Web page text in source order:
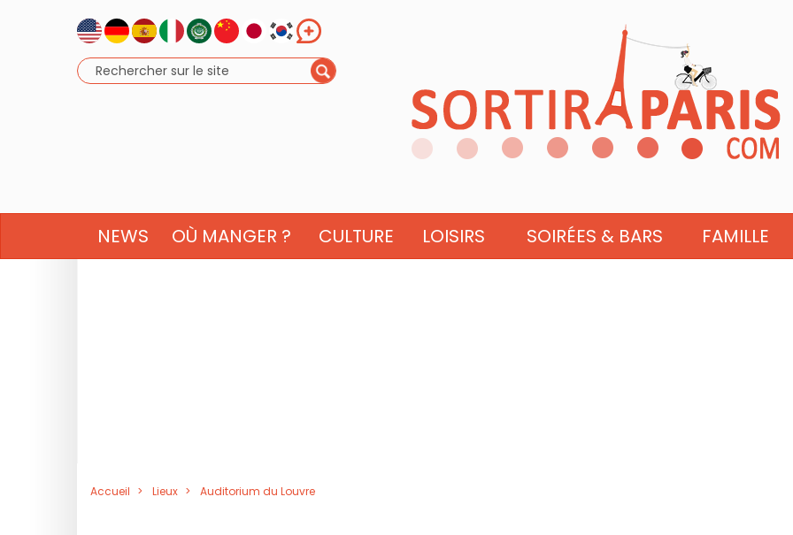
NEWS OÙ MANGER ? CULTURE LOISIRS SOIRÉES & BARS FAMILLE
Accueil Lieux Auditorium du Louvre